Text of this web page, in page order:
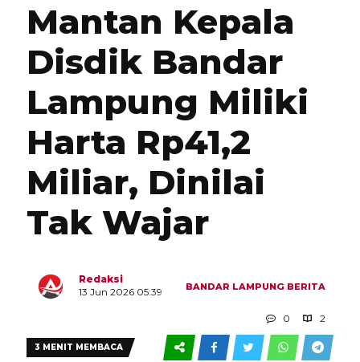
Mantan Kepala
Disdik Bandar
Lampung Miliki
Harta Rp41,2
Miliar, Dinilai
Tak Wajar
Redaksi
13 Jun 2026 05:39
BANDAR LAMPUNG BERITA
0 2
3 MENIT MEMBACA